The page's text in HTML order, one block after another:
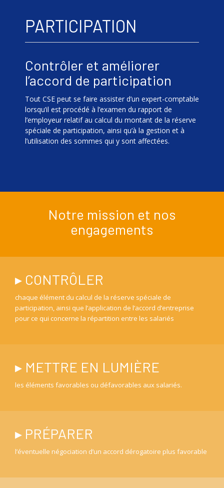
PARTICIPATION
Contrôler et améliorer
l’accord de participation
Tout CSE peut se faire assister d’un expert-comptable
lorsqu’il est procédé à l’examen du rapport de
l’employeur relatif au calcul du montant de la réserve
spéciale de participation, ainsi qu’à la gestion et à
l’utilisation des sommes qui y sont affectées.
Notre mission et nos
engagements
▸ CONTRÔLER
chaque élément du calcul de la réserve spéciale de
participation, ainsi que l’application de l’accord d’entreprise
pour ce qui concerne la répartition entre les salariés
▸ METTRE EN LUMIÈRE
les éléments favorables ou défavorables aux salariés.
▸ PRÉPARER
l’éventuelle négociation d’un accord dérogatoire plus favorable